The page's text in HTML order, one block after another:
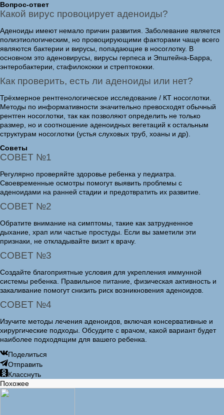
Вопрос-ответ
Какой вирус провоцирует аденоиды?
Аденоиды имеют немало причин развития. Заболевание является
полиэтиологическим, но провоцирующими факторами чаще всего
являются бактерии и вирусы, попадающие в носоглотку. В
основном это аденовирусы, вирусы герпеса и Эпштейна-Барра,
энтеробактерии, стафилококки и стрептококки.
Как проверить, есть ли аденоиды или нет?
Трёхмерное рентгенологическое исследование / КТ носоглотки.
Методы по информативности значительно превосходят обычный
рентген носоглотки, так как позволяют определить не только
размер, но и соотношение аденоидных вегетаций к остальным
структурам носоглотки (устья слуховых труб, хоаны и др).
Советы
СОВЕТ №1
Регулярно проверяйте здоровье ребенка у педиатра.
Своевременные осмотры помогут выявить проблемы с
аденоидами на ранней стадии и предотвратить их развитие.
СОВЕТ №2
Обратите внимание на симптомы, такие как затрудненное
дыхание, храп или частые простуды. Если вы заметили эти
признаки, не откладывайте визит к врачу.
СОВЕТ №3
Создайте благоприятные условия для укрепления иммунной
системы ребенка. Правильное питание, физическая активность и
закаливание помогут снизить риск возникновения аденоидов.
СОВЕТ №4
Изучите методы лечения аденоидов, включая консервативные и
хирургические подходы. Обсудите с врачом, какой вариант будет
наиболее подходящим для вашего ребенка.
Поделиться
Отправить
Класснуть
Похожее